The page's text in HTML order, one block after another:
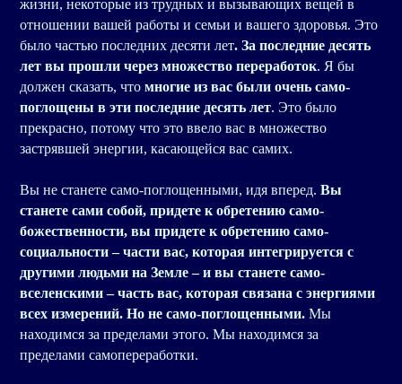
жизни, некоторые из трудных и вызывающих вещей в
отношении вашей работы и семьи и вашего здоровья. Это
было частью последних десяти лет. За последние десять
лет вы прошли через множество переработок. Я бы
должен сказать, что многие из вас были очень само-
поглощены в эти последние десять лет. Это было
прекрасно, потому что это ввело вас в множество
застрявшей энергии, касающейся вас самих.
Вы не станете само-поглощенными, идя вперед. Вы
станете сами собой, придете к обретению само-
божественности, вы придете к обретению само-
социальности – части вас, которая интегрируется с
другими людьми на Земле – и вы станете само-
вселенскими – часть вас, которая связана с энергиями
всех измерений. Но не само-поглощенными. Мы
находимся за пределами этого. Мы находимся за
пределами самопереработки.